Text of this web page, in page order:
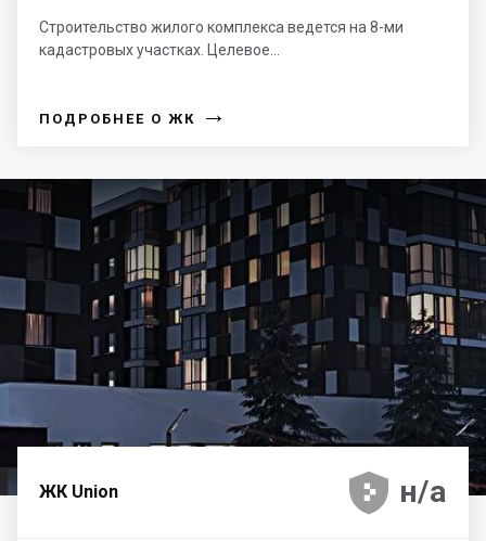
Строительство жилого комплекса ведется на 8-ми
кадастровых участках. Целевое...
ПОДРОБНЕЕ О ЖК →
ЖК Union 



 н/а